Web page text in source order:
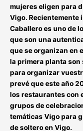
mujeres eligen para
Vigo. Recientemente
Caballeroes uno de
que son una
que se organizan en
la primera planta
para organizar
prevé que este año
los restaurantes con
grupos de
temáticasVigopara
de solteroen Vigo.